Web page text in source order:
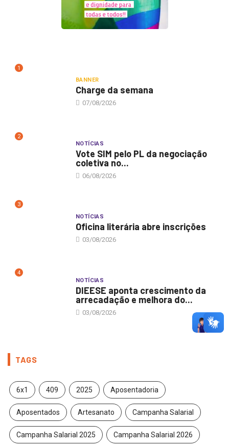
1
BANNER
Charge da semana
07/08/2026
2
NOTÍCIAS
Vote SIM pelo PL da negociação
coletiva no...
06/08/2026
3
NOTÍCIAS
Oficina literária abre inscrições
03/08/2026
4
NOTÍCIAS
DIEESE aponta crescimento da
arrecadação e melhora do...
03/08/2026
TAGS
6x1 409 2025 Aposentadoria
Aposentados Artesanato Campanha Salarial
Campanha Salarial 2025 Campanha Salarial 2026